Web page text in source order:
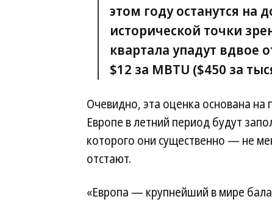
этом году останутся на
исторической точки
квартала упадут вдвое
$12 за MBTU ($450 за
Очевидно, эта оценка основана на
Европе в летний период будут
которого они существенно — не
отстают.
«Европа — крупнейший в мире